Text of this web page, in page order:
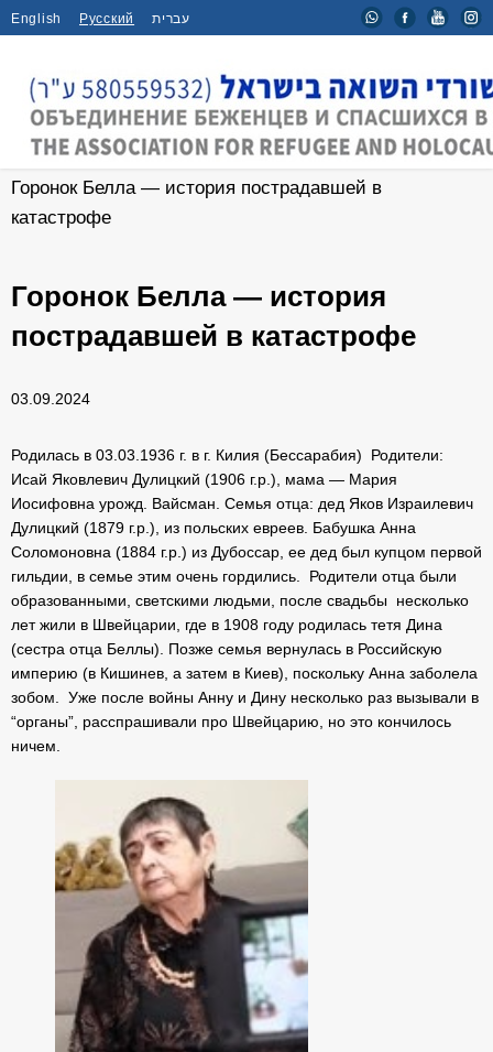
English Русский עברית
Главная / Интервью /
Горонок Белла — история пострадавшей в
катастрофе
Горонок Белла — история
пострадавшей в катастрофе
03.09.2024
Родилась в 03.03.1936 г. в г. Килия (Бессарабия) Родители:
Исай Яковлевич Дулицкий (1906 г.р.), мама — Мария
Иосифовна урожд. Вайсман. Семья отца: дед Яков Израилевич
Дулицкий (1879 г.р.), из польских евреев. Бабушка Анна
Соломоновна (1884 г.р.) из Дубоссар, ее дед был купцом первой
гильдии, в семье этим очень гордились. Родители отца были
образованными, светскими людьми, после свадьбы несколько
лет жили в Швейцарии, где в 1908 году родилась тетя Дина
(сестра отца Беллы). Позже семья вернулась в Российскую
империю (в Кишинев, а затем в Киев), поскольку Анна заболела
зобом. Уже после войны Анну и Дину несколько раз вызывали в
“органы”, расспрашивали про Швейцарию, но это кончилось
ничем.